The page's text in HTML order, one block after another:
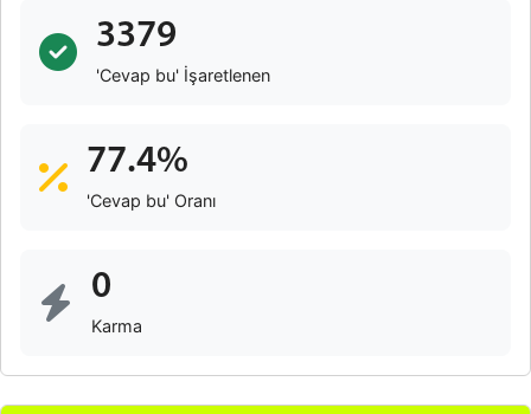
3379
'Cevap bu' İşaretlenen
77.4%
'Cevap bu' Oranı
0
Karma